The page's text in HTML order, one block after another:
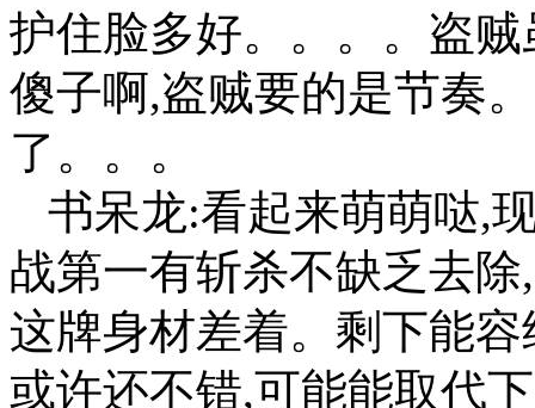
护住脸多好。。。。盗
傻子啊,盗贼要的是节奏
了。。。
书呆龙:看起来萌萌哒,
战第一有斩杀不缺乏去
这牌身材差着。剩下能
或许还不错,可能能取代